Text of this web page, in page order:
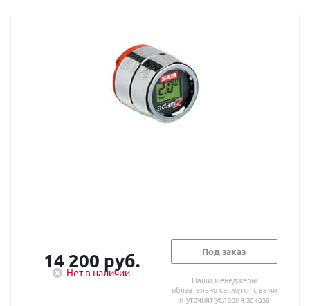
14 200 руб.
Нет в наличии
Под заказ
Наши менеджеры
обязательно свяжутся с вами
и уточнят условия заказа